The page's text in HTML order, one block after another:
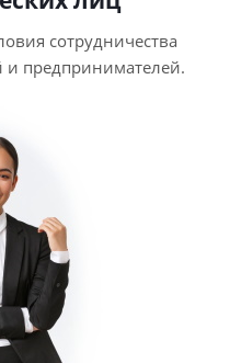
сотрудничества
и предпринимателей.